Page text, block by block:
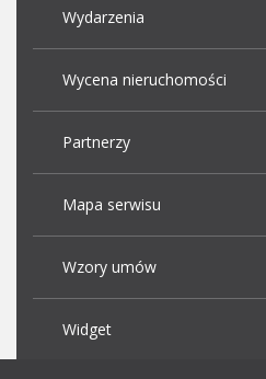
Wydarzenia
Wycena nieruchomości
Partnerzy
Mapa serwisu
Wzory umów
Widget